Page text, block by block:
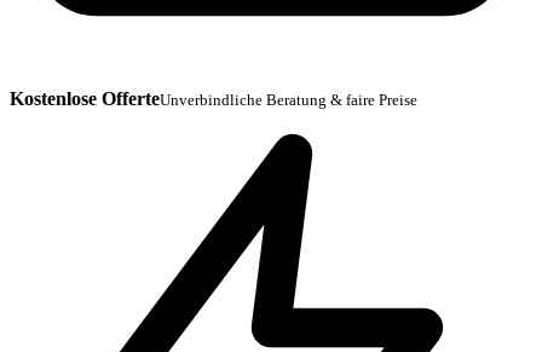
Kostenlose OfferteUnverbindliche Beratung & faire Preise